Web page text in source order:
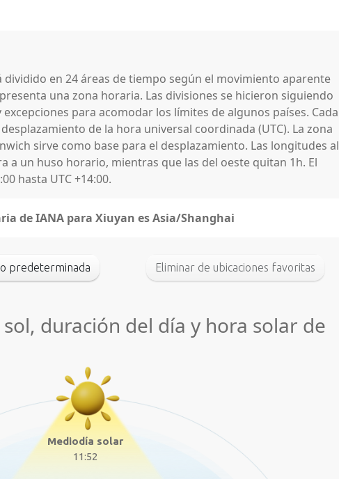
dividido en 24 áreas de tiempo según el movimiento aparente
una zona horaria. Las divisiones se hicieron siguiendo
para acomodar los límites de algunos países. Cada
de la hora universal coordinada (UTC). La zona
sirve como base para el desplazamiento. Las longitudes al
a un huso horario, mientras que las del oeste quitan 1h. El
hasta UTC +14:00.
de IANA para Xiuyan es Asia/Shanghai
predeterminada Eliminar de ubicaciones favoritas
duración del día y hora solar de
Mediodía solar
11:52